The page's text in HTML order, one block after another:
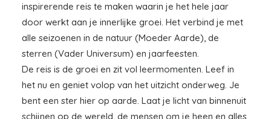
inspirerende reis te maken waarin je het hele jaar
door werkt aan je innerlijke groei. Het verbind je met
alle seizoenen in de natuur (Moeder Aarde), de
sterren (Vader Universum) en jaarfeesten.
De reis is de groei en zit vol leermomenten. Leef in
het nu en geniet volop van het uitzicht onderweg. Je
bent een ster hier op aarde. Laat je licht van binnenuit
schijnen op de wereld, de mensen om je heen en alles